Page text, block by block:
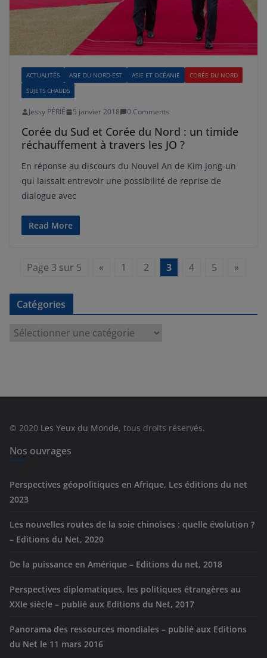
ACTUALITÉS ASIE DU NORD-EST ASIE ET OCÉANIE
CORÉE DU NORD
SUJETS CHAUDS
Jessy PÉRIÉ 5 janvier 2018 0 Comments
Corée du Sud et Corée du Nord : un timide
réchauffement à travers les JO ?
En réponse au discours du Nouvel An de Kim Jong-un
qui laissait entrevoir une possibilité de reprise de
dialogue avec
Read More
Page 3 sur 5 « 1 2 3 4 5 »
Catégories
e
s
© 2020 Les Yeux du Monde, tous droits réservés.
Nos ouvrages
Perspectives géopolitiques en Afrique, Les éditions du net
2023
Les nouvelles routes de la soie chinoises : quelle évolution ?
– Editions du Net, 2020
De la puissance en Amérique – Editions du net, 2018
Perspectives diplomatiques, les politiques étrangères au
XXIe siècle – publié aux Editions du Net, 2017
Panorama des ressources mondiales – publié aux Editions
du Net le 11 mars 2016